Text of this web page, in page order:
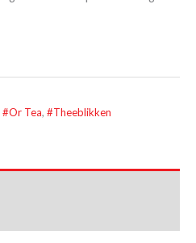
#Or Tea, #Theeblikken